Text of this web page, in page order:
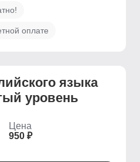
оплате
языка
уровень
Цена
950 ₽